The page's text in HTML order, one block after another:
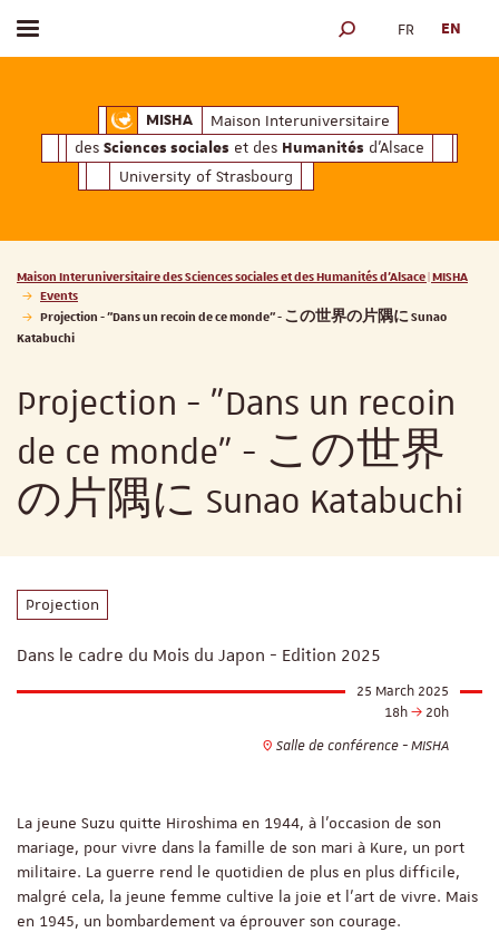
MISHAMaison Interuniversitaire des
Maison Interuniversitaire
des Sciences sociales et des Humanités d'Alsace
University of Strasbourg
Toggle menu SEARCH ENGINE
FR EN
Vous êtes ici :
Maison Interuniversitaire des Sciences sociales et des Humanités d'Alsace | MISHA
Events
Projection - "Dans un recoin de ce monde" - この世界の片隅に Sunao
Katabuchi
Projection - "Dans un recoin
de ce monde" - この世界
の片隅に Sunao Katabuchi
Projection
Dans le cadre du Mois du Japon - Edition 2025
25 March 2025
18h
20h
Salle de conférence - MISHA
La jeune Suzu quitte Hiroshima en 1944, à l'occasion de son
mariage, pour vivre dans la famille de son mari à Kure, un port
militaire. La guerre rend le quotidien de plus en plus difficile,
malgré cela, la jeune femme cultive la joie et l'art de vivre. Mais
en 1945, un bombardement va éprouver son courage.